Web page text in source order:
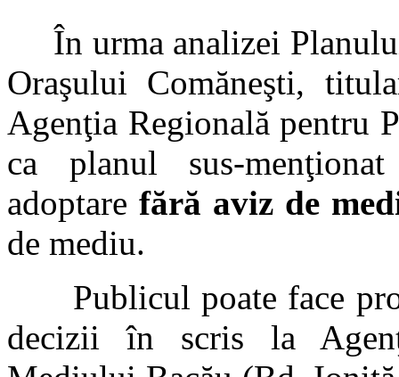
În urma analizei
Oraşului Comăneşti,
Agenţia Regională pentru
ca planul sus-
adoptare fără aviz de
de mediu.
Publicul poate face
decizii în scris la